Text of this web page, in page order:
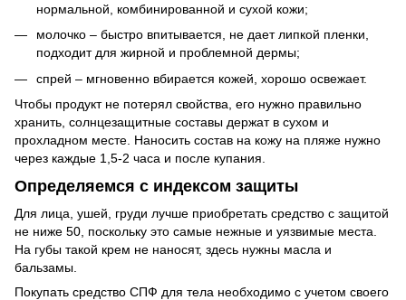
нормальной, комбинированной и сухой кожи;
молочко – быстро впитывается, не дает липкой пленки,
подходит для жирной и проблемной дермы;
спрей – мгновенно вбирается кожей, хорошо освежает.
Чтобы продукт не потерял свойства, его нужно правильно
хранить, солнцезащитные составы держат в сухом и
прохладном месте. Наносить состав на кожу на пляже нужно
через каждые 1,5-2 часа и после купания.
Определяемся с индексом защиты
Для лица, ушей, груди лучше приобретать средство с защитой
не ниже 50, поскольку это самые нежные и уязвимые места.
На губы такой крем не наносят, здесь нужны масла и
бальзамы.
Покупать средство СПФ для тела необходимо с учетом своего